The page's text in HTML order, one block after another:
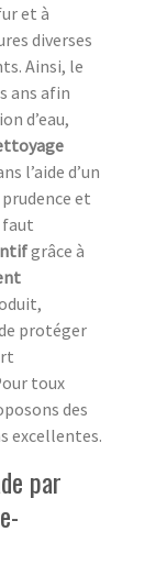
et à
diverses
Ainsi, le
ans afin
d’eau,
l’aide d’un
et
faut
grâce à
protéger
toux
des
excellentes.
par